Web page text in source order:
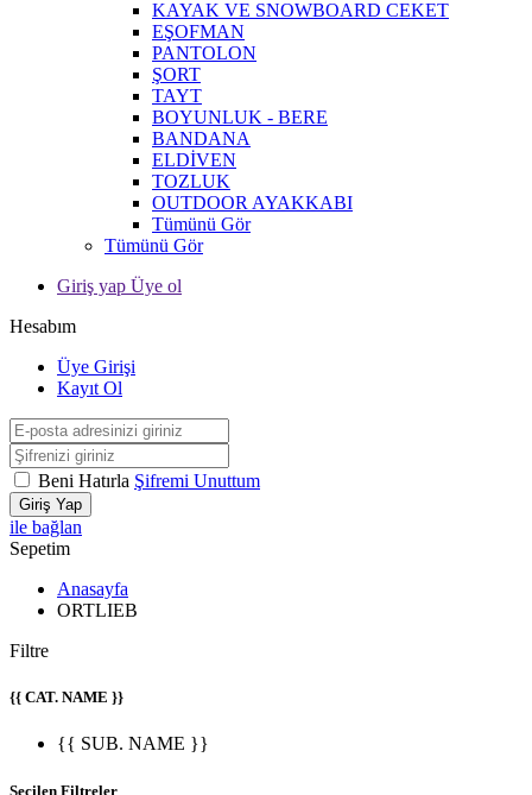
KAYAK VE SNOWBOARD CEKET
EŞOFMAN
PANTOLON
ŞORT
TAYT
BOYUNLUK - BERE
BANDANA
ELDİVEN
TOZLUK
OUTDOOR AYAKKABI
Tümünü Gör
Tümünü Gör
Giriş yap Üye ol
Hesabım
Üye Girişi
Kayıt Ol
Beni Hatırla Şifremi Unuttum
Giriş Yap
ile bağlan
Sepetim
Anasayfa
ORTLIEB
Filtre
{{ CAT. NAME }}
{{ SUB. NAME }}
Seçilen Filtreler